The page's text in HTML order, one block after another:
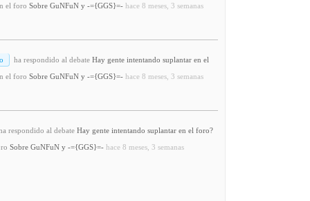
el foro Sobre GuNFuN y -={GGS}=- hace 8 meses, 3 semanas
ha respondido al debate Hay gente intentando suplantar en el
el foro Sobre GuNFuN y -={GGS}=- hace 8 meses, 3 semanas
respondido al debate Hay gente intentando suplantar en el foro?
Sobre GuNFuN y -={GGS}=- hace 8 meses, 3 semanas